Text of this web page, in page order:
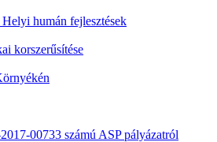
humán fejlesztések
korszerűsítése
00733 számú ASP pályázatról